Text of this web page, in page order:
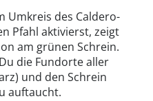
Umkreis des Caldero-
Pfahl aktivierst, zeigt
am grünen Schrein.
die Fundorte aller
und den Schrein
auftaucht.